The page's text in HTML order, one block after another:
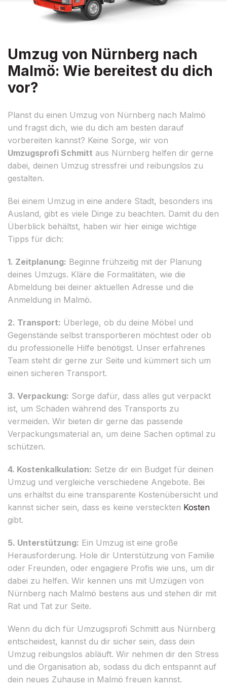
Umzug von Nürnberg nach
Malmö: Wie bereitest du dich
vor?
Planst du einen Umzug von Nürnberg nach Malmö
und fragst dich, wie du dich am besten darauf
vorbereiten kannst? Keine Sorge, wir von
Umzugsprofi Schmitt aus Nürnberg helfen dir gerne
dabei, deinen Umzug stressfrei und reibungslos zu
gestalten.
Bei einem Umzug in eine andere Stadt, besonders ins
Ausland, gibt es viele Dinge zu beachten. Damit du den
Überblick behältst, haben wir hier einige wichtige
Tipps für dich:
1. Zeitplanung: Beginne frühzeitig mit der Planung
deines Umzugs. Kläre die Formalitäten, wie die
Abmeldung bei deiner aktuellen Adresse und die
Anmeldung in Malmö.
2. Transport: Überlege, ob du deine Möbel und
Gegenstände selbst transportieren möchtest oder ob
du professionelle Hilfe benötigst. Unser erfahrenes
Team steht dir gerne zur Seite und kümmert sich um
einen sicheren Transport.
3. Verpackung: Sorge dafür, dass alles gut verpackt
ist, um Schäden während des Transports zu
vermeiden. Wir bieten dir gerne das passende
Verpackungsmaterial an, um deine Sachen optimal zu
schützen.
4. Kostenkalkulation: Setze dir ein Budget für deinen
Umzug und vergleiche verschiedene Angebote. Bei
uns erhältst du eine transparente Kostenübersicht und
kannst sicher sein, dass es keine versteckten Kosten
gibt.
5. Unterstützung: Ein Umzug ist eine große
Herausforderung. Hole dir Unterstützung von Familie
oder Freunden, oder engagiere Profis wie uns, um dir
dabei zu helfen. Wir kennen uns mit Umzügen von
Nürnberg nach Malmö bestens aus und stehen dir mit
Rat und Tat zur Seite.
Wenn du dich für Umzugsprofi Schmitt aus Nürnberg
entscheidest, kannst du dir sicher sein, dass dein
Umzug reibungslos abläuft. Wir nehmen dir den Stress
und die Organisation ab, sodass du dich entspannt auf
dein neues Zuhause in Malmö freuen kannst.